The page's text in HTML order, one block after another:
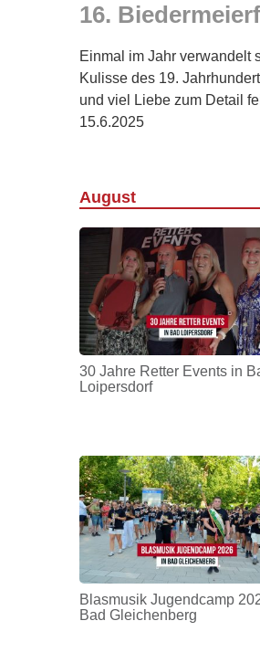
16.
Einmal im Jahr verwandelt
Kulisse des 19.
und viel Liebe zum Detail
15.6.2025
August
30 Jahre Retter Events in
Loipersdorf
Blasmusik Jugendcamp
Bad Gleichenberg